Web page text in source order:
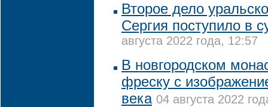
Второе дело
Сергия поступило в
августа 2022 года, 12:57
В новгородском
фреску с
века 04 августа 2022